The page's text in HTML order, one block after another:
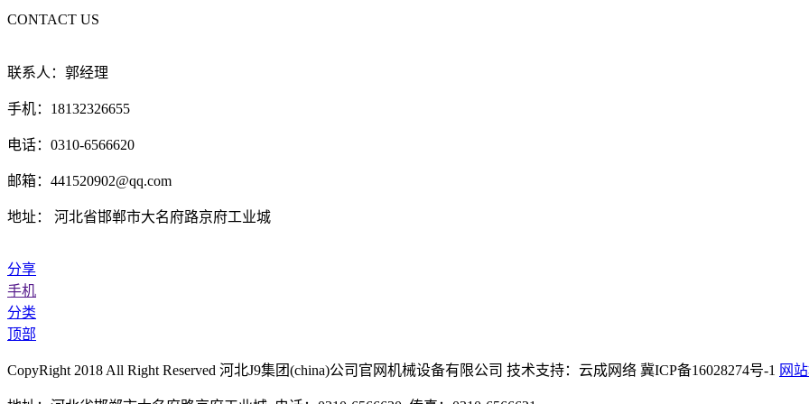
CONTACT US
联系人：郭经理
手机：18132326655
电话：0310-6566620
邮箱：441520902@qq.com
地址： 河北省邯郸市大名府路京府工业城
分享
手机
分类
顶部
CopyRight 2018 All Right Reserved 河北J9集团(china)公司官网机械设备有限公司 技术支持：云成网络 冀ICP备16028274号-1 网